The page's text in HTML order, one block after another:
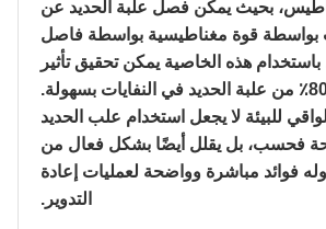
بحيث يمكن فصل علبة الحديد عن
قوة مغناطيسية بواسطة فاصل
هذه الخاصية يمكن تحقيق تأثير
تدوير 80٪ من علبة الحديد في النفايات بسهولة.
للبيئة لا يجعل استخدام علب الحديد
بل يقلل أيضًا بشكل فعال من
مباشرة وواضحة لعمليات إعادة
التدوير.